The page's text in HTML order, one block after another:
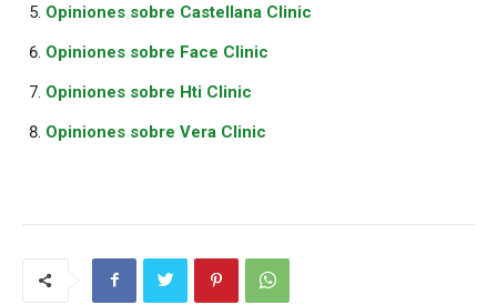
Opiniones sobre Castellana Clinic
Opiniones sobre Face Clinic
Opiniones sobre Hti Clinic
Opiniones sobre Vera Clinic